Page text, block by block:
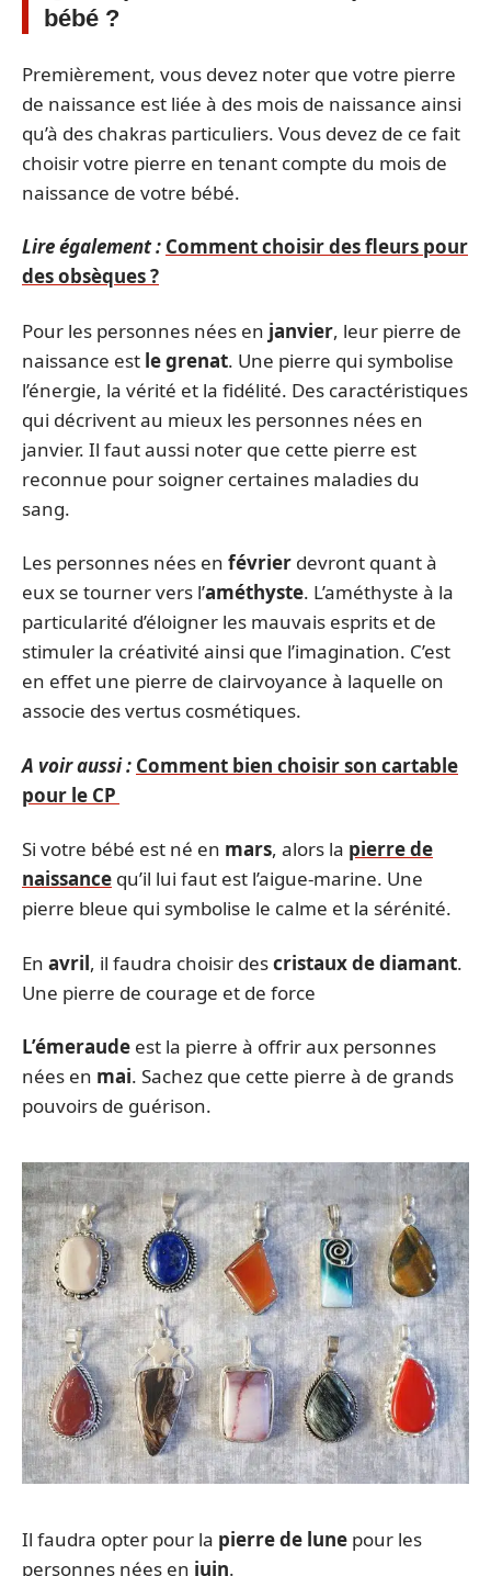
bébé ?
Premièrement, vous devez noter que votre pierre
de naissance est liée à des mois de naissance ainsi
qu’à des chakras particuliers. Vous devez de ce fait
choisir votre pierre en tenant compte du mois de
naissance de votre bébé.
Lire également : Comment choisir des fleurs pour
des obsèques ?
Pour les personnes nées en janvier, leur pierre de
naissance est le grenat. Une pierre qui symbolise
l’énergie, la vérité et la fidélité. Des caractéristiques
qui décrivent au mieux les personnes nées en
janvier. Il faut aussi noter que cette pierre est
reconnue pour soigner certaines maladies du
sang.
Les personnes nées en février devront quant à
eux se tourner vers l’améthyste. L’améthyste à la
particularité d’éloigner les mauvais esprits et de
stimuler la créativité ainsi que l’imagination. C’est
en effet une pierre de clairvoyance à laquelle on
associe des vertus cosmétiques.
A voir aussi : Comment bien choisir son cartable
pour le CP
Si votre bébé est né en mars, alors la pierre de
naissance qu’il lui faut est l’aigue-marine. Une
pierre bleue qui symbolise le calme et la sérénité.
En avril, il faudra choisir descristaux de diamant.
Une pierre de courage et de force
L’émeraude est la pierre à offrir aux personnes
nées en mai. Sachez que cette pierre à de grands
pouvoirs de guérison.
Il faudra opter pour la pierre de lune pour les
personnes nées en juin.